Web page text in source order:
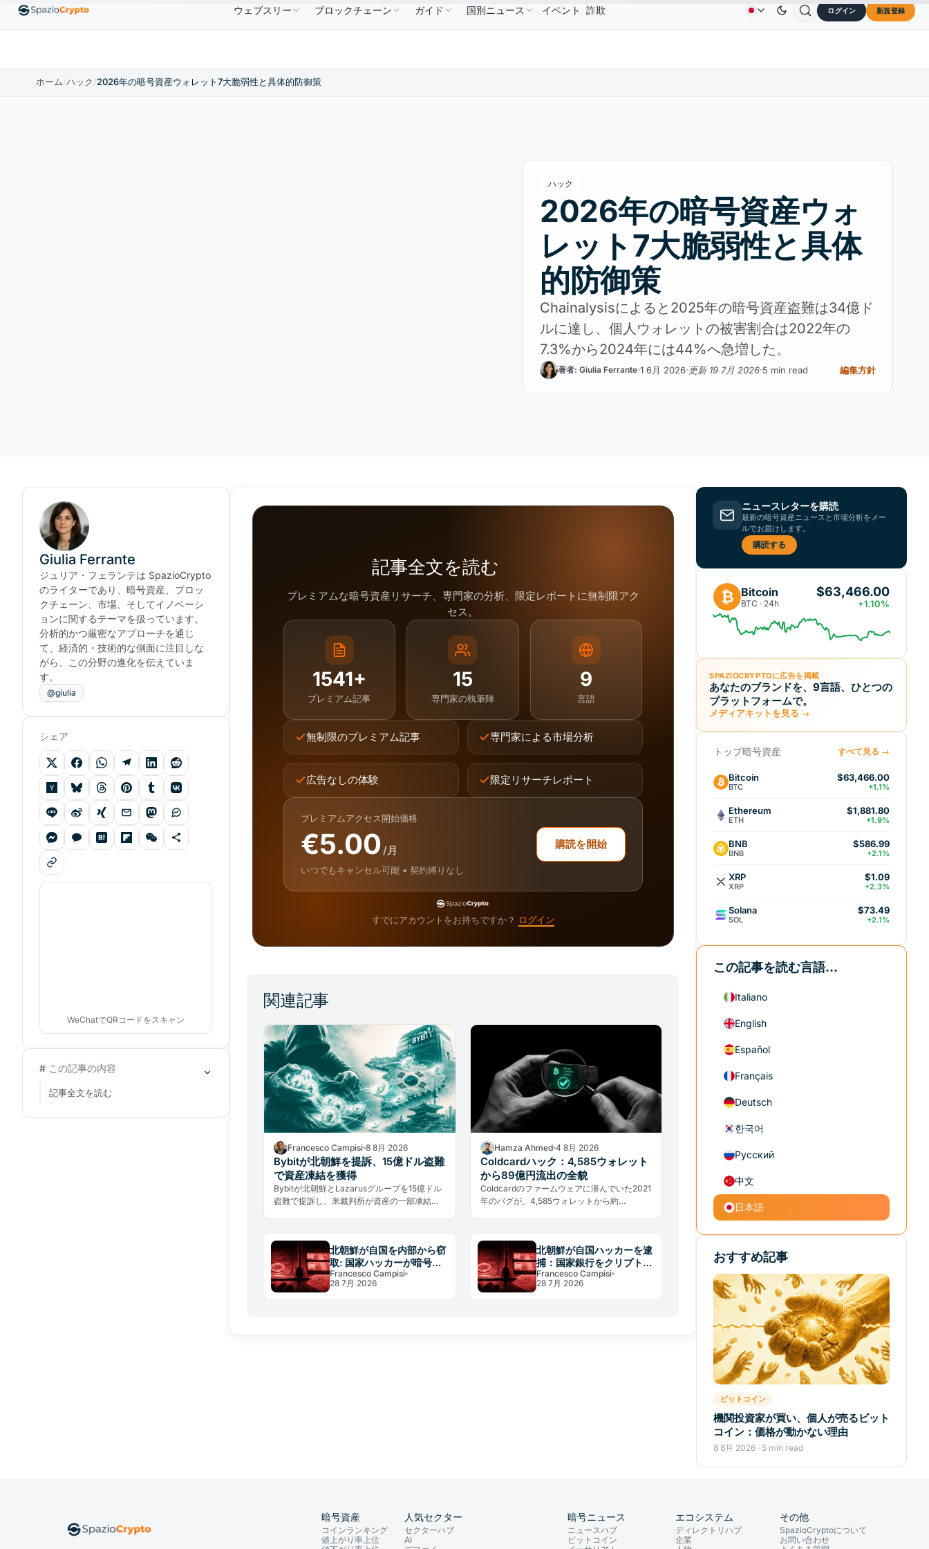
↑1.10% EthereumETH$1,880.58 $0.9991↑0.00% BNBBNB $586.64 ↑2.10% USDC USDC$0.9995 ↑0.00% XRP XRP$1.09 ↑2.30% SolanaSOL $0.3264↓0.30% Dogecoin DOGE$0.0707↑2.40%
会社概要
ウェブスリー ブロックチェーン ガイド 国別ニュース イベント 詐欺 ログイン 新規登録
ホーム/ハック/2026年の暗号資産ウォレット7大脆弱性と具体的防御策
ハック
2026年の暗号資産ウォ
レット7大脆弱性と具体
的防御策
Chainalysisによると2025年の暗号資産盗難は34億ド
ルに達し、個人ウォレットの被害割合は2022年の
7.3%から2024年には44%へ急増した。
著者: Giulia Ferrante 1 6月 2026 更新 19 7月 2026 5 min read 編集方針
記事全文を読む
プレミアムな暗号資産リサーチ、専門家の分析、限定レポートに無制限アク
セス。
1541+
プレミアム記事
15
専門家の執筆陣
9
言語
無制限のプレミアム記事 専門家による市場分析
広告なしの体験 限定リサーチレポート
プレミアムアクセス開始価格
€5.00/月
いつでもキャンセル可能 • 契約縛りなし
購読を開始
すでにアカウントをお持ちですか？ ログイン
関連記事
Francesco Campisi 8 8月 2026
Bybitが北朝鮮を提訴、15億ドル盗難
で資産凍結を獲得
Bybitが北朝鮮とLazarusグループを15億ドル
盗難で提訴し、米裁判所が資産の一部凍結を
Hamza Ahmed 4 8月 2026
Coldcardハック：4,585ウォレット
から89億円流出の全貌
Coldcardのファームウェアに潜んでいた2021
年のバグが、4,585ウォレットから約
北朝鮮が自国を内部から窃
取: 国家ハッカーが暗号資
産で体制銀行を狙う
Francesco Campisi
28 7月 2026
北朝鮮が自国ハッカーを逮
捕：国家銀行をクリプトで
不正送金
Francesco Campisi
28 7月 2026
Giulia Ferrante
ジュリア・フェランテは SpazioCrypto
のライターであり、暗号資産、ブロッ
クチェーン、市場、そしてイノベーシ
ョンに関するテーマを扱っています。
分析的かつ厳密なアプローチを通じ
て、経済的・技術的な側面に注目しな
がら、この分野の進化を伝えていま
す。
@giulia
シェア
WeChatでQRコードをスキャン
# この記事の内容
記事全文を読む
ニュースレターを購読
最新の暗号資産ニュースと市場分析をメー
ルでお届けします。
購読する
₿ Bitcoin
BTC · 24h
$63,466.00
+1.10%
SPAZIOCRYPTOに広告を掲載
あなたのブランドを、9言語、ひとつの
プラットフォームで。
メディアキットを見る →
トップ暗号資産 すべて見る →
Bitcoin
BTC
$63,466.00
+1.1%
Ethereum
ETH
$1,881.80
+1.9%
BNB
BNB
$586.99
+2.1%
XRP
XRP
$1.09
+2.3%
Solana
SOL
$73.49
+2.1%
この記事を読む言語...
Italiano
English
Español
Français
Deutsch
한국어
Русский
中文
日本語
おすすめ記事
ビットコイン
機関投資家が買い、個人が売るビット
コイン：価格が動かない理由
8 8月 2026 · 5 min read
暗号資産
コインランキング
値上がり率上位
人気セクター
セクターハブ
AI
暗号ニュース
ニュースハブ
ビットコイン
エコシステム
ディレクトリハブ
企業
その他
SpazioCryptoについて
お問い合わせ